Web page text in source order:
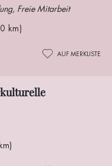
Freie Mitarbeit
km)
AUF MERKLISTE